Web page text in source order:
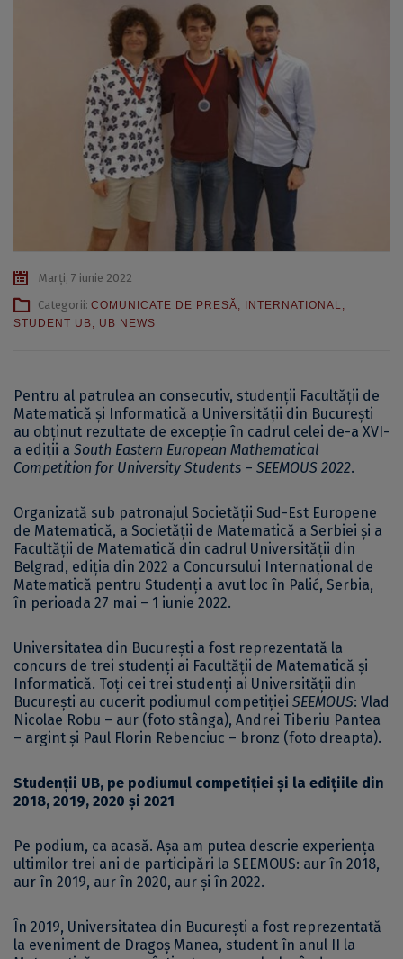
Marți, 7 iunie 2022
Categorii: COMUNICATE DE PRESĂ, INTERNATIONAL,
STUDENT UB, UB NEWS
Pentru al patrulea an consecutiv, studenții Facultății de
Matematică și Informatică a Universității din București
au obținut rezultate de excepție în cadrul celei de-a XVI-
a ediții a South Eastern European Mathematical
Competition for University Students – SEEMOUS 2022.
Organizată sub patronajul Societății Sud-Est Europene
de Matematică, a Societății de Matematică a Serbiei și a
Facultății de Matematică din cadrul Universității din
Belgrad, ediția din 2022 a Concursului Internațional de
Matematică pentru Studenți a avut loc în Palić, Serbia,
în perioada 27 mai – 1 iunie 2022.
Universitatea din București a fost reprezentată la
concurs de trei studenți ai Facultății de Matematică și
Informatică. Toți cei trei studenți ai Universității din
București au cucerit podiumul competiției SEEMOUS: Vlad
Nicolae Robu – aur (foto stânga), Andrei Tiberiu Pantea
– argint și Paul Florin Rebenciuc – bronz (foto dreapta).
Studenții UB, pe podiumul competiției și la edițiile din
2018, 2019, 2020 și 2021
Pe podium, ca acasă. Așa am putea descrie experiența
ultimilor trei ani de participări la SEEMOUS: aur în 2018,
aur în 2019, aur în 2020, aur și în 2022.
În 2019, Universitatea din București a fost reprezentată
la eveniment de Dragoș Manea, student în anul II la